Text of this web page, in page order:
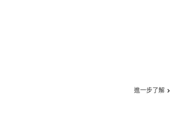
進一步了解